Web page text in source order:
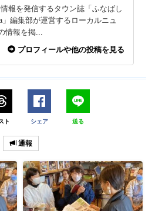
報を発信するタウン誌「ふなばし
編集部が運営するローカルニュ
情報を掲...
プロフィールや他の投稿を見る
ト シェア 送る
通報